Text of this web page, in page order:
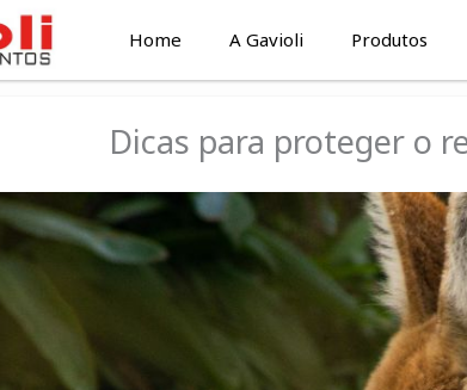
Home A Gavioli Produtos
Dicas para proteger o